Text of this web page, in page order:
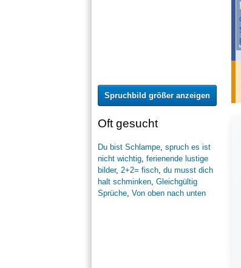
Spruchbild größer anzeigen
Oft gesucht
Du bist Schlampe, spruch es ist
nicht wichtig, ferienende lustige
bilder, 2+2= fisch, du musst dich
halt schminken, Gleichgültig
Sprüche, Von oben nach unten